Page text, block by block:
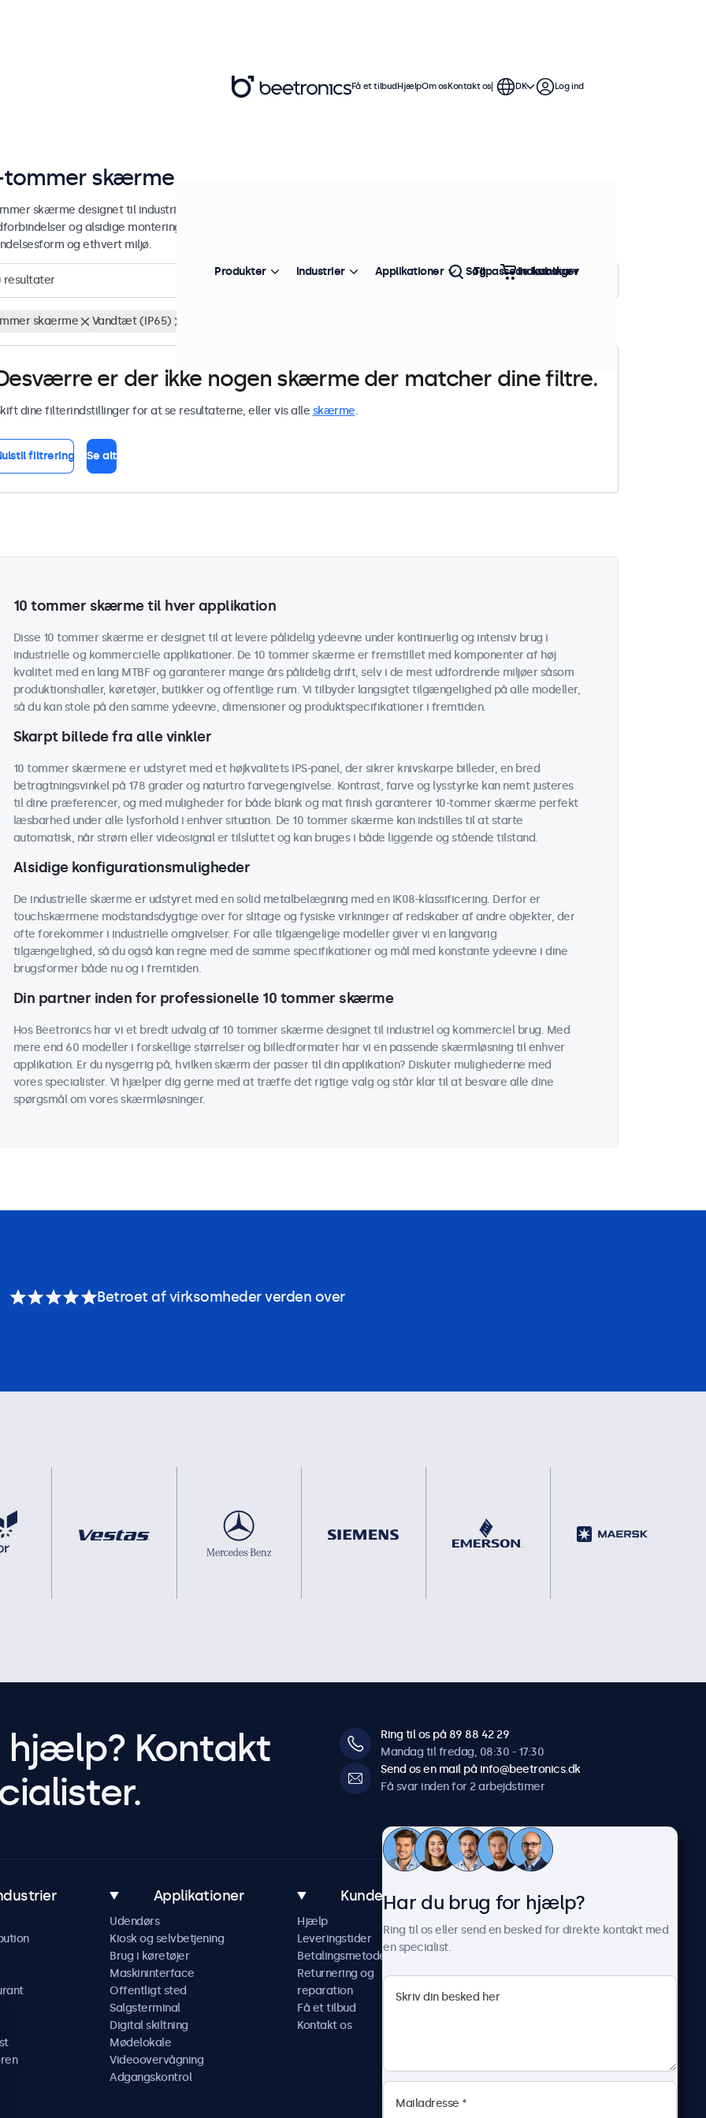
tommer skærme
skærme designet til industriel og kommerciel brug. Vores 10-tommer skærme tilbyder flere
og alsidige monteringsmuligheder, hvilket gør dem nemme at integrere i enhver
og ethvert miljø.
resultater Sorter efter: Popularitet
skaerme Vandtæt (IP65)
er der ikke nogen skærme der matcher dine filtre.
dine filterindstillinger for at se resultaterne, eller vis alle skærme.
filtrering Se alt
10 tommer skærme til hver applikation
Disse 10 tommer skærme er designet til at levere pålidelig ydeevne under kontinuerlig og intensiv brug i
industrielle og kommercielle applikationer. De 10 tommer skærme er fremstillet med komponenter af høj
kvalitet med en lang MTBF og garanterer mange års pålidelig drift, selv i de mest udfordrende miljøer såsom
produktionshaller, køretøjer, butikker og offentlige rum. Vi tilbyder langsigtet tilgængelighed på alle modeller,
så du kan stole på den samme ydeevne, dimensioner og produktspecifikationer i fremtiden.
Skarpt billede fra alle vinkler
10 tommer skærmene er udstyret med et højkvalitets IPS-panel, der sikrer knivskarpe billeder, en bred
betragtningsvinkel på 178 grader og naturtro farvegengivelse. Kontrast, farve og lysstyrke kan nemt justeres
til dine præferencer, og med muligheder for både blank og mat finish garanterer 10-tommer skærme perfekt
læsbarhed under alle lysforhold i enhver situation. De 10 tommer skærme kan indstilles til at starte
automatisk, når strøm eller videosignal er tilsluttet og kan bruges i både liggende og stående tilstand.
Alsidige konfigurationsmuligheder
De industrielle skærme er udstyret med en solid metalbelægning med en IK08-klassificering. Derfor er
touchskærmene modstandsdygtige over for slitage og fysiske virkninger af redskaber af andre objekter, der
ofte forekommer i industrielle omgivelser. For alle tilgængelige modeller giver vi en langvarig
tilgængelighed, så du også kan regne med de samme specifikationer og mål med konstante ydeevne i dine
brugsformer både nu og i fremtiden.
Din partner inden for professionelle 10 tommer skærme
Hos Beetronics har vi et bredt udvalg af 10 tommer skærme designet til industriel og kommerciel brug. Med
mere end 60 modeller i forskellige størrelser og billedformater har vi en passende skærmløsning til enhver
applikation. Er du nysgerrig på, hvilken skærm der passer til din applikation? Diskuter mulighederne med
vores specialister. Vi hjælper dig gerne med at træffe det rigtige valg og står klar til at besvare alle dine
spørgsmål om vores skærmløsninger.
Få et tilbudHjælpOm osKontakt os DK Log ind
Produkter Industrier Applikationer Tilpassede løsninger
Søg Indkøbskurv
Betroet af virksomheder verden over
hjælp? Kontakt
Ring til os på 89 88 42 29
Mandag til fredag, 08:30 - 17:30
Send os en mail på info@beetronics.dk
Få svar inden for 2 arbejdstimer
Applikationer
Udendørs
Kiosk og selvbetjening
Brug i køretøjer
Maskininterface
Offentligt sted
Salgsterminal
Digital skiltning
Mødelokale
Videoovervågning
Adgangskontrol
Kundeservice
Hjælp
Leveringstider
Betalingsmetoder
Returnering og
reparation
Få et tilbud
Kontakt os
Om Beetronics
Arbejd hos os
Har du brug for hjælp?
Ring til os eller send en besked for direkte kontakt med
en specialist.